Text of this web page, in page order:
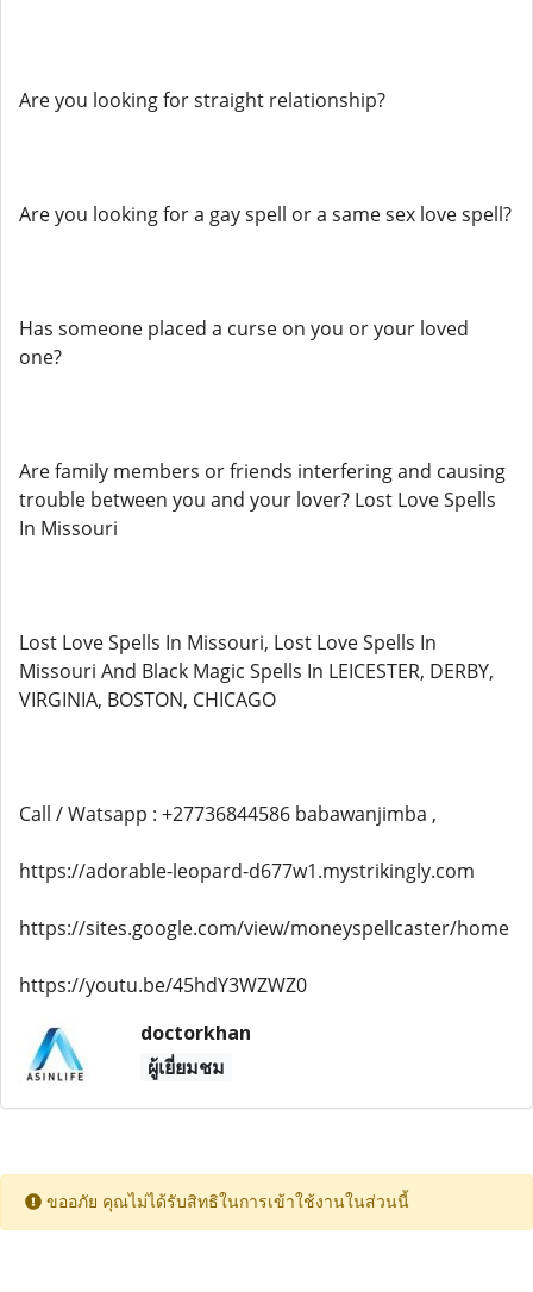
Are you looking for straight relationship?
Are you looking for a gay spell or a same sex love spell?
Has someone placed a curse on you or your loved
one?
Are family members or friends interfering and causing
trouble between you and your lover? Lost Love Spells
In Missouri
Lost Love Spells In Missouri, Lost Love Spells In
Missouri And Black Magic Spells In LEICESTER, DERBY,
VIRGINIA, BOSTON, CHICAGO
Call / Watsapp : +27736844586 babawanjimba ,
https://adorable-leopard-d677w1.mystrikingly.com
https://sites.google.com/view/moneyspellcaster/home
https://youtu.be/45hdY3WZWZ0
doctorkhan
ผู้เยี่ยมชม
ขออภัย คุณไม่ได้รับสิทธิในการเข้าใช้งานในส่วนนี้